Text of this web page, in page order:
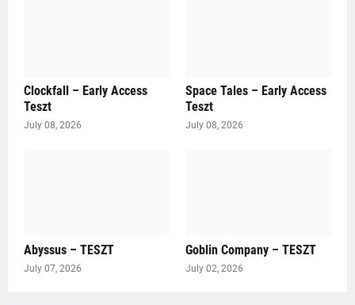
Clockfall – Early Access
Teszt
July 08, 2026
Space Tales – Early Access
Teszt
July 08, 2026
Abyssus – TESZT
July 07, 2026
Goblin Company – TESZT
July 02, 2026